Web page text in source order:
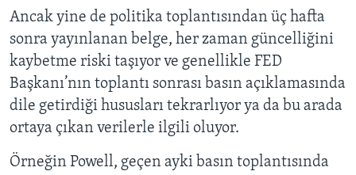
Ancak yine de politika toplantısından üç hafta
sonra yayınlanan belge, her zaman güncelliğini
kaybetme riski taşıyor ve genellikle FED
Başkanı’nın toplantı sonrası basın açıklamasında
dile getirdiği hususları tekrarlıyor ya da bu arada
ortaya çıkan verilerle ilgili oluyor.
Örneğin Powell, geçen ayki basın toplantısında